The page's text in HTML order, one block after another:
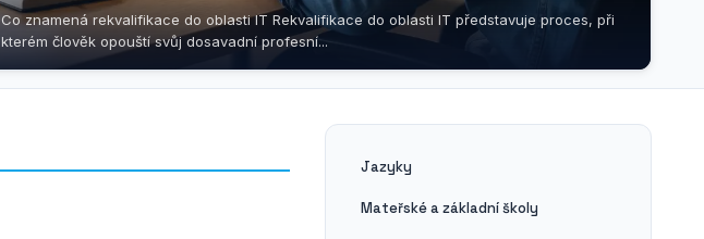
Co znamená rekvalifikace do oblasti IT Rekvalifikace do oblasti IT představuje proces, při
kterém člověk opouští svůj dosavadní profesní...
Jazyky
Mateřské a základní školy